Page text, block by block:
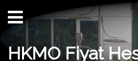
HKMO Fiyat